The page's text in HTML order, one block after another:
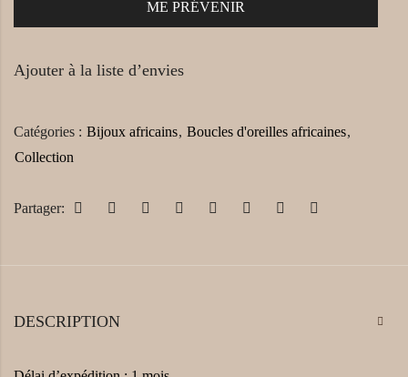
Ajouter à la liste d’envies
Catégories : Bijoux africains, Boucles d'oreilles africaines,
Collection
Partager:
DESCRIPTION